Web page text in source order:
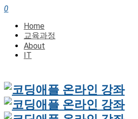
0
Home
교육과정
About
IT